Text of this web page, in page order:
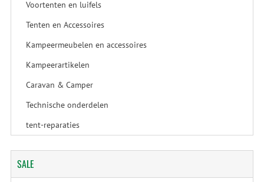
Voortenten en luifels
Tenten en Accessoires
Kampeermeubelen en accessoires
Kampeerartikelen
Caravan & Camper
Technische onderdelen
tent-reparaties
SALE